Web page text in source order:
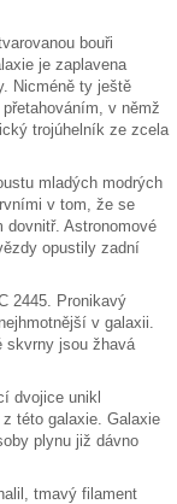
bouři
je zaplavena
Nicméně ty ještě
v němž
trojúhelník ze zcela
mladých modrých
v tom, že se
dovnitř. Astronomové
opustily zadní
2445. Pronikavý
v galaxii.
skvrny jsou žhavá
dvojice unikl
této galaxie. Galaxie
plynu již dávno
tmavý filament